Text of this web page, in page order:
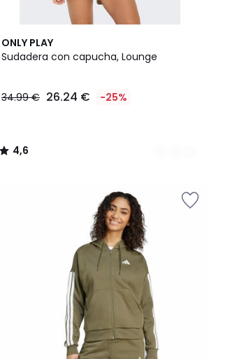
ONLY PLAY
Sudadera con capucha, Lounge
34.99 € 26.24 € -25%
4,6
/ 5
3
Colores
4,6
/